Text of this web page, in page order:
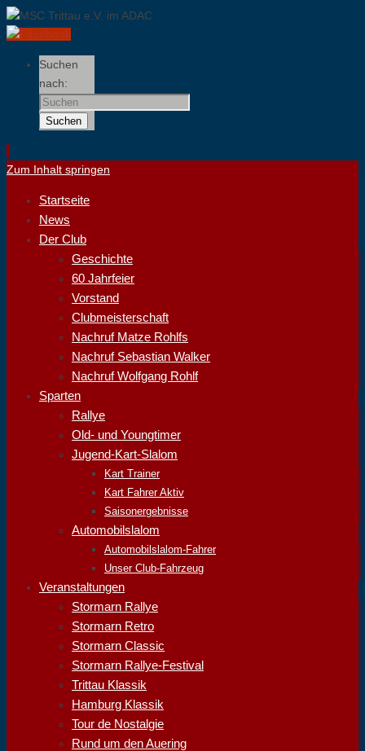
Suchen
nach:
Suchen
Zum Inhalt springen
Startseite
News
Der Club
Geschichte
60 Jahrfeier
Vorstand
Clubmeisterschaft
Nachruf Matze Rohlfs
Nachruf Sebastian Walker
Nachruf Wolfgang Rohlf
Sparten
Rallye
Old- und Youngtimer
Jugend-Kart-Slalom
Kart Trainer
Kart Fahrer Aktiv
Saisonergebnisse
Automobilslalom
Automobilslalom-Fahrer
Unser Club-Fahrzeug
Veranstaltungen
Stormarn Rallye
Stormarn Retro
Stormarn Classic
Stormarn Rallye-Festival
Trittau Klassik
Hamburg Klassik
Tour de Nostalgie
Rund um den Auering